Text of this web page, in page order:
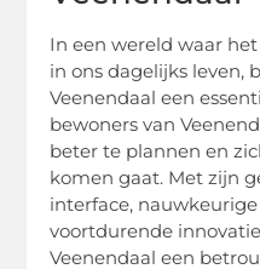
In een wereld waar
in ons dagelijks leven,
Veenendaal een
bewoners van
beter te plannen en
komen gaat. Met zijn
interface,
voortdurende
Veenendaal een